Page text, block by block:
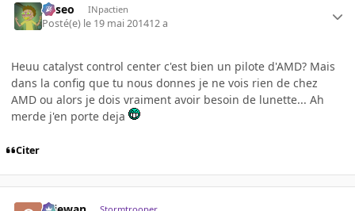
Asseo INpactien
Posté(e) le 19 mai 201412 a
Heuu catalyst control center c'est bien un pilote d'AMD? Mais
dans la config que tu nous donnes je ne vois rien de chez
AMD ou alors je dois vraiment avoir besoin de lunette... Ah
merde j'en porte deja
Citer